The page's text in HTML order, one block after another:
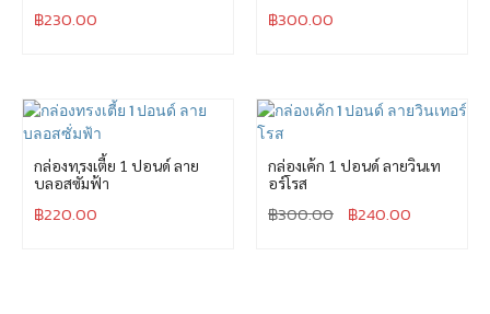
฿230.00 ฿300.00
กล่องทรงเตี้ย 1 ปอนด์ ลาย
บลอสซั่มฟ้า
฿220.00
กล่องเค้ก 1 ปอนด์ ลายวินเท
อร์โรส
฿300.00 ฿240.00